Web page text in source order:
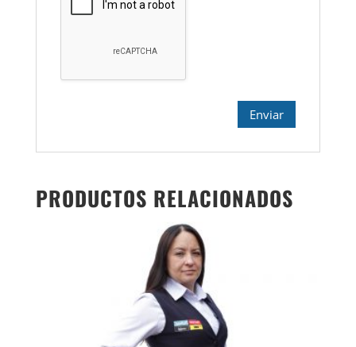
PRODUCTOS RELACIONADOS